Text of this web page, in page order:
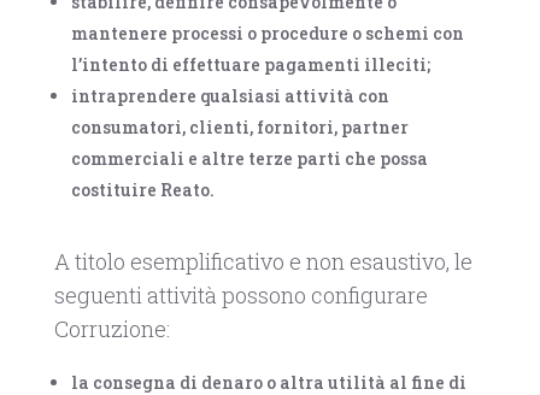
mantenere processi o procedure o schemi con
l’intento di effettuare pagamenti illeciti;
intraprendere qualsiasi attività con
consumatori, clienti, fornitori, partner
commerciali e altre terze parti che possa
costituire Reato.
A titolo esemplificativo e non esaustivo, le
seguenti attività possono configurare
Corruzione:
la consegna di denaro o altra utilità al fine di